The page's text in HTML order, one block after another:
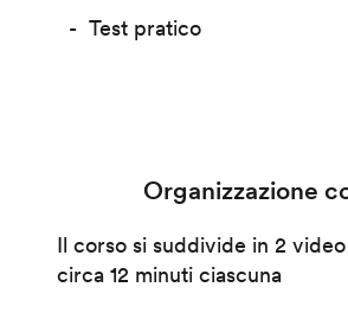
Test pratico
Organizzazione
Il corso si suddivide in 2
circa 12 minuti ciascuna